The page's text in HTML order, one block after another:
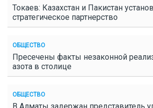
Токаев: Казахстан и Пакистан
стратегическое партнерство
ОБЩЕСТВО
Пресечены факты незаконной
азота в столице
ОБЩЕСТВО